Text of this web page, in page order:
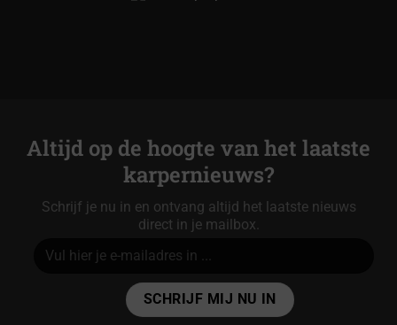
Altijd op de hoogte van het laatste
karpernieuws?
Schrijf je nu in en ontvang altijd het laatste nieuws
direct in je mailbox.